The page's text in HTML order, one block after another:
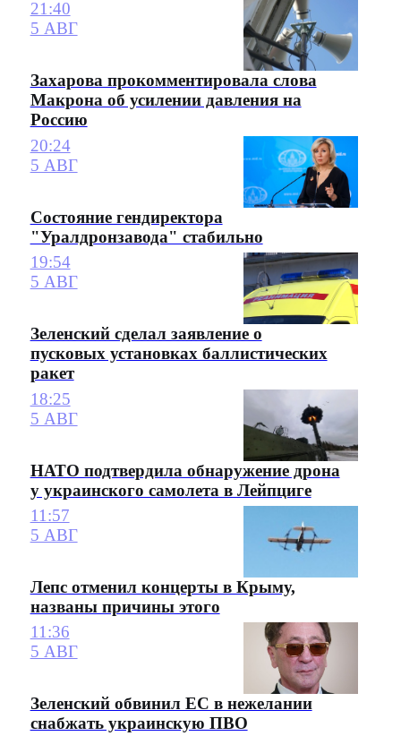
21:40
5 АВГ
Захарова прокомментировала слова
Макрона об усилении давления на
Россию
20:24
5 АВГ
Состояние гендиректора
"Уралдронзавода" стабильно
19:54
5 АВГ
Зеленский сделал заявление о
пусковых установках баллистических
ракет
18:25
5 АВГ
НАТО подтвердила обнаружение дрона
у украинского самолета в Лейпциге
11:57
5 АВГ
Лепс отменил концерты в Крыму,
названы причины этого
11:36
5 АВГ
Зеленский обвинил ЕС в нежелании
снабжать украинскую ПВО